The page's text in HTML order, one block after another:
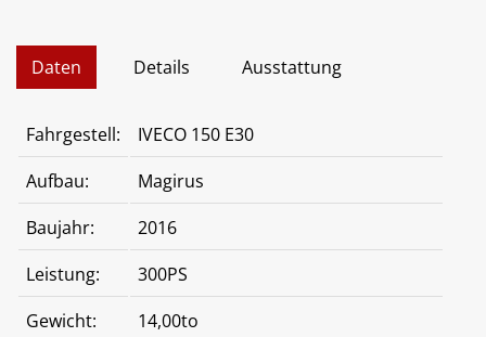
Daten Details Ausstattung
Fahrgestell:
IVECO 150 E30
Aufbau:
Magirus
Baujahr:
2016
Leistung:
300PS
Gewicht:
14,00to